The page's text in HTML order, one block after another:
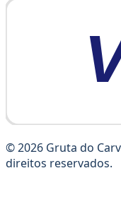
© 2026 Gruta do
direitos reservados.